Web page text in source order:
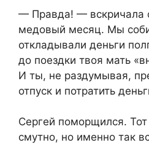
— Правда! — вскричала
медовый месяц. Мы
откладывали деньги
до поездки твоя мать
И ты, не раздумывая,
отпуск и потратить
Сергей поморщился.
смутно, но именно так